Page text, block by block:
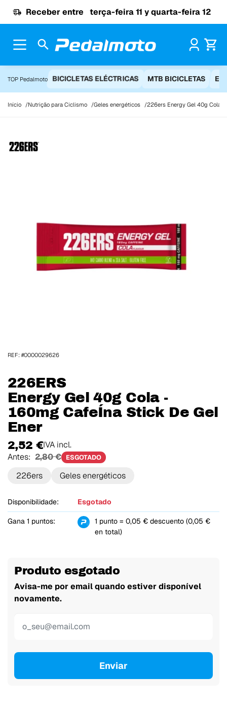
Receber entre terça-feira 11 y quarta-feira 12
TOP Pedalmoto BICICLETAS ELÉCTRICAS MTB BICICLETAS
Início Nutrição para Ciclismo Geles energéticos 226ers Energy Gel 40g Cola -
226ERS
Energy Gel 40g Cola -
160mg CafeÍna Stick De Gel
Ener
2,52 €IVA incl.
Antes: 2,80 € ESGOTADO
226ers Geles energéticos
Disponibilidade: Esgotado
Gana 1 puntos:
1 punto = 0,05 € descuento (0,05 €
en total)
Produto esgotado
Avisa-me por email quando estiver disponível
novamente.
Enviar
REF: #0000029626